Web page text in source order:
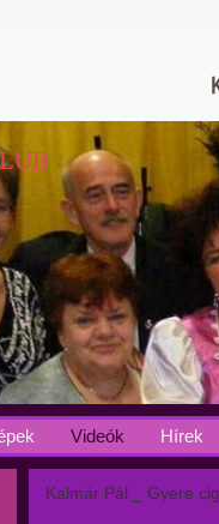
Videók Hírek
Kalmár Pál _ Gyere